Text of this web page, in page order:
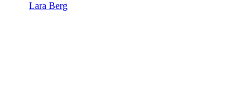
Lara Berg